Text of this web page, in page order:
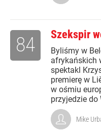
Szekspir
Byliśmy w
afrykańskich
spektakl
premierę w
w ośmiu
przyjedzie do
84
Mike